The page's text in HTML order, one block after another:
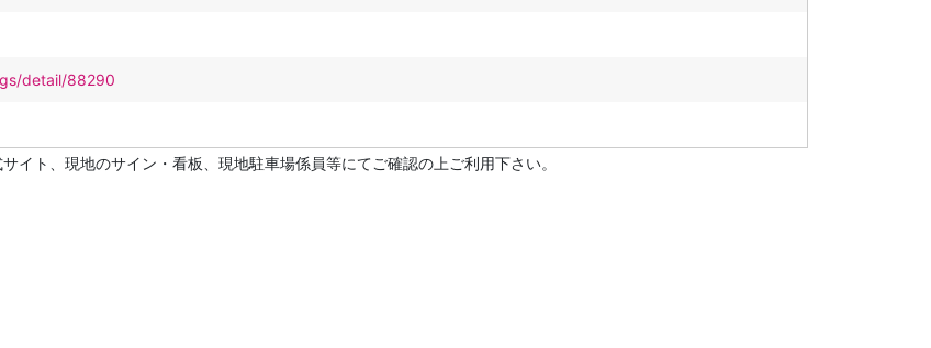
detail/88290
イト、現地のサイン・看板、現地駐車場係員等にてご確認の上ご利用下さい。